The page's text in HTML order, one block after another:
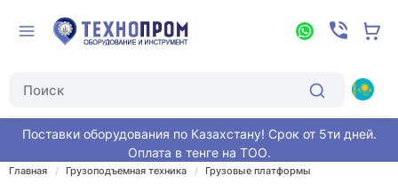
Поставки оборудования по Казахстану! Срок от 5ти дней.
Оплата в тенге на ТОО.
Главная Грузоподъемная техника
Грузовые платформы